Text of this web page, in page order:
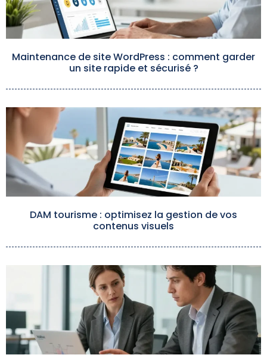
Maintenance de site WordPress : comment garder
un site rapide et sécurisé ?
DAM tourisme : optimisez la gestion de vos
contenus visuels